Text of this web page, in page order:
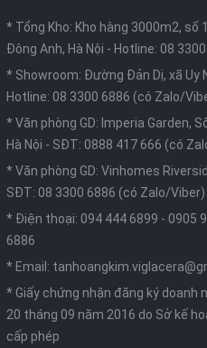
* Tổng Kho: Kho hàng 3000m2,
Đông Anh, Hà Nội - Hotline: 08
* Showroom: Đường Đản Dị, xã Uy
Hotline: 08 3300 6886 (có Zalo/
* Văn phòng GD: Imperia Garden,
Hà Nội - SĐT: 0888 417 666 (có
* Văn phòng GD: Vinhomes
SĐT: 08 3300 6886 (có Zalo/Viber)
* Điện thoại: 094 444 6899 - 0905
6886
* Email:
* Giấy chứng nhận đăng ký doanh
20 tháng 09 năm 2016 do Sở kế
cấp phép